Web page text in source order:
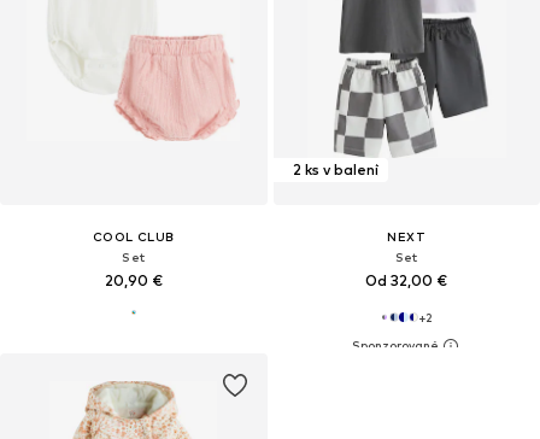
COOL CLUB
Set
20,90 €
2 ks v balení
NEXT
Set
Od 32,00 €
+2